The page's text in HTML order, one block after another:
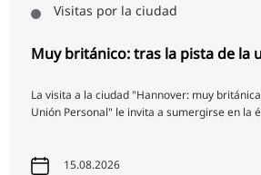
Visitas por la ciudad
Muy británico: tras la pista de la
La visita a la ciudad "Hannover: muy
Unión Personal" le invita a sumergirse en la
15.08.2026